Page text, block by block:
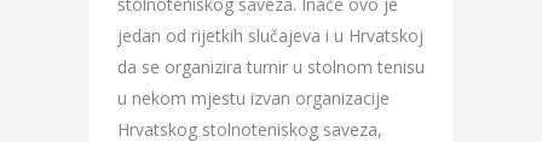
jedan od rijetkih slučajeva i u Hrvatskoj
da se organizira turnir u stolnom tenisu
u nekom mjestu izvan organizacije
Hrvatskog stolnoteniskog saveza,